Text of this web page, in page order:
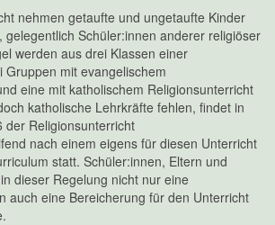
nehmen getaufte und ungetaufte Kinder
gelegentlich Schüler:innen anderer religiöser
werden aus drei Klassen einer
Gruppen mit evangelischem
eine mit katholischem Religionsunterricht
katholische Lehrkräfte fehlen, findet in
der Religionsunterricht
nach einem eigens für diesen Unterricht
statt. Schüler:innen, Eltern und
dieser Regelung nicht nur eine
auch eine Bereicherung für den Unterricht